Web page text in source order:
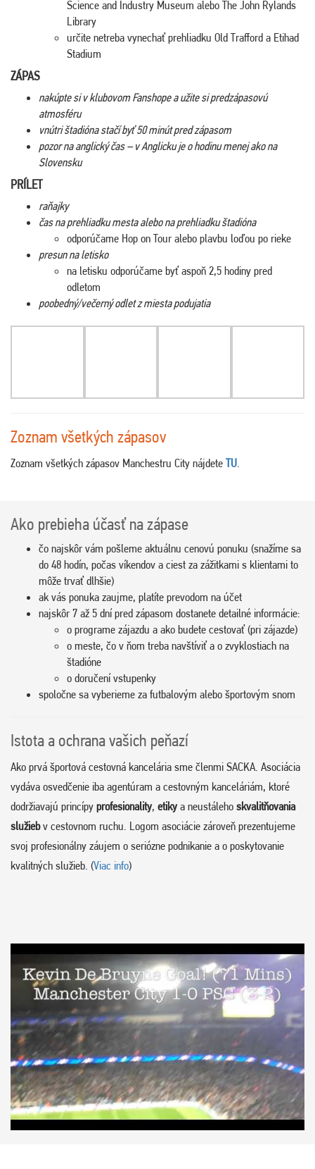
Science and Industry Museum alebo The John Rylands
Library
určite netreba vynechať prehliadku Old Trafford a Etihad
Stadium
ZÁPAS
nakúpte si v klubovom Fanshope a užite si predzápasovú
atmosféru
vnútri štadióna stačí byť 50 minút pred zápasom
pozor na anglický čas – v Anglicku je o hodinu menej ako na
Slovensku
PRÍLET
raňajky
čas na prehliadku mesta alebo na prehliadku štadióna
odporúčame Hop on Tour alebo plavbu loďou po rieke
presun na letisko
na letisku odporúčame byť aspoň 2,5 hodiny pred
odletom
poobedný/večerný odlet z miesta podujatia
Zoznam všetkých zápasov
Zoznam všetkých zápasov Manchestru City nájdete TU.
Ako prebieha účasť na zápase
čo najskôr vám pošleme aktuálnu cenovú ponuku (snažíme sa
do 48 hodín, počas víkendov a ciest za zážitkami s klientami to
môže trvať dlhšie)
ak vás ponuka zaujme, platíte prevodom na účet
najskôr 7 až 5 dní pred zápasom dostanete detailné informácie:
o programe zájazdu a ako budete cestovať (pri zájazde)
o meste, čo v ňom treba navštíviť a o zvyklostiach na
štadióne
o doručení vstupenky
spoločne sa vyberieme za futbalovým alebo športovým snom
Istota a ochrana vašich peňazí
Ako prvá športová cestovná kancelária sme členmi SACKA. Asociácia
vydáva osvedčenie iba agentúram a cestovným kanceláriám, ktoré
dodržiavajú princípy profesionality, etikya neustáleho skvalitňovania
služiebv cestovnom ruchu. Logom asociácie zároveň prezentujeme
svoj profesionálny záujem o seriózne podnikanie a o poskytovanie
kvalitných služieb. (Viac info)